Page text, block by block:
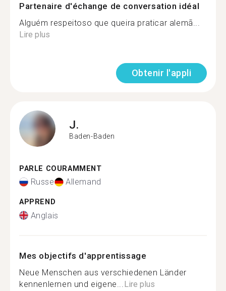
Partenaire d'échange de conversation idéal
Alguém respeitoso que queira praticar alemã...
Lire plus
Obtenir l'appli
J.
Baden-Baden
PARLE COURAMMENT
Russe Allemand
APPREND
Anglais
Mes objectifs d'apprentissage
Neue Menschen aus verschiedenen Länder
kennenlernen und eigene... Lire plus